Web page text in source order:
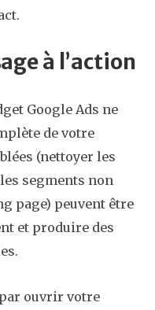
à l’action
Google Ads ne
de votre
(nettoyer les
segments non
page) peuvent être
et produire des
ouvrir votre